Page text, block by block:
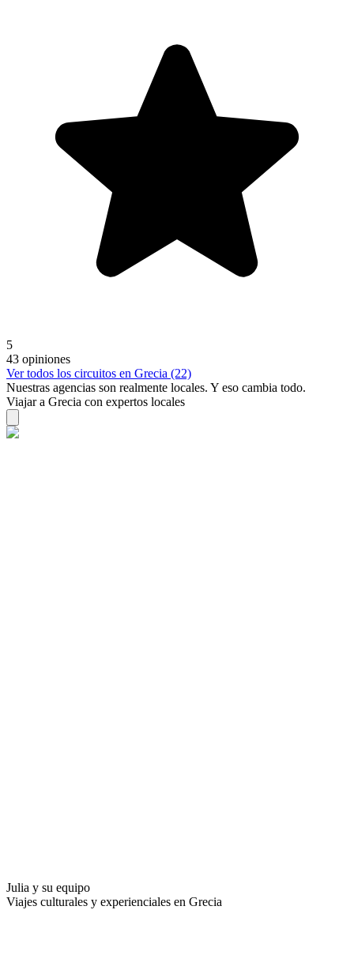
5
43 opiniones
Ver todos los circuitos en Grecia (22)
Nuestras agencias son realmente locales. Y eso cambia todo.
Viajar a Grecia con expertos locales
Julia y su equipo
Viajes culturales y experienciales en Grecia